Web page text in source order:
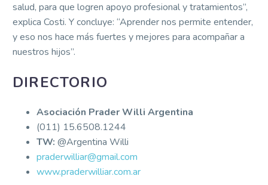
salud, para que logren apoyo profesional y tratamientos”,
explica Costi. Y concluye: “Aprender nos permite entender,
y eso nos hace más fuertes y mejores para acompañar a
nuestros hijos”.
DIRECTORIO
Asociación Prader Willi Argentina
(011) 15.6508.1244
TW: @Argentina Willi
praderwilliar@gmail.com
www.praderwilliar.com.ar